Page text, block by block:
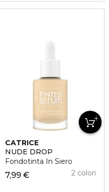
CATRICE
NUDE DROP
Fondotinta In Siero
7,99 € 2 colori